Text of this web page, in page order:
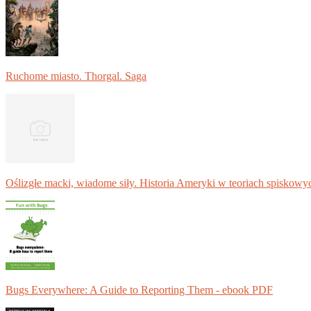
Ruchome miasto. Thorgal. Saga
Oślizgłe macki, wiadome siły. Historia Ameryki w teoriach
Bugs Everywhere: A Guide to Reporting Them - ebook PDF